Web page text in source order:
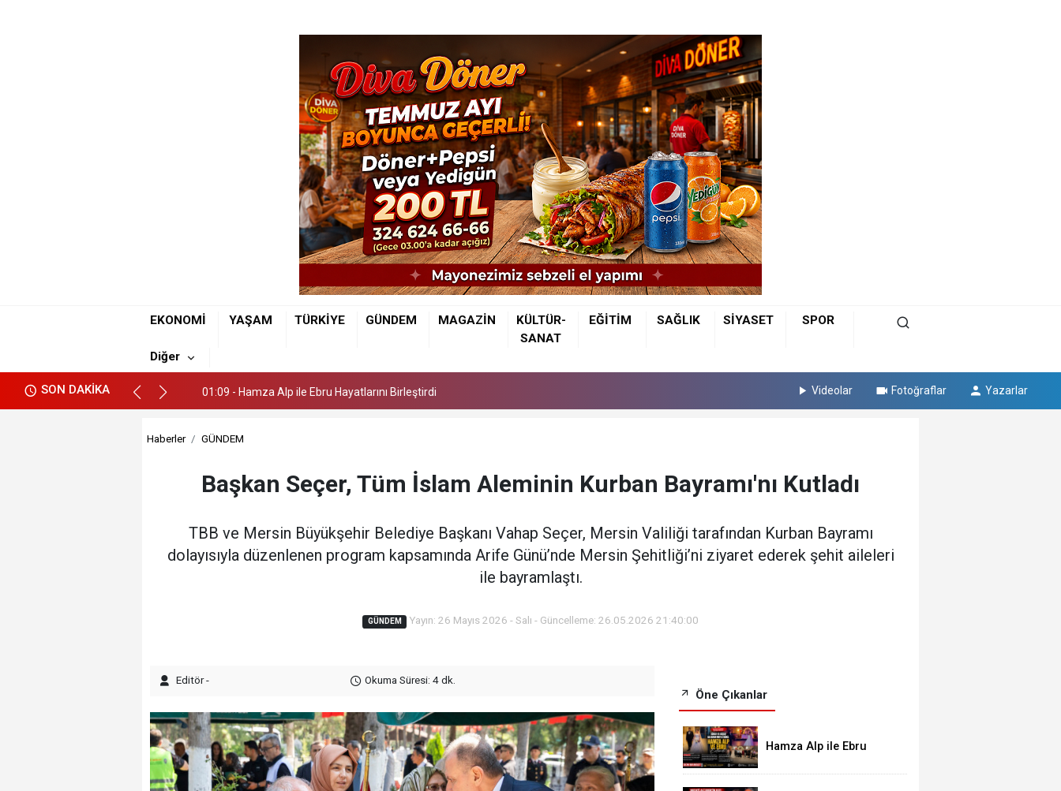
EKONOMİ YAŞAM TÜRKİYE GÜNDEM MAGAZİN
KÜLTÜR-
SANAT
EĞİTİM SAĞLIK SİYASET SPOR
Diğer
SON DAKİKA
00:36 - Necati Ali Eker'in Acı Günü: Kızı Güldem Eker Akcoşkun Hayatını Kaybetti
00:36 - Necati Ali Eker'in Acı Günü: Kızı Güldem Eker Akcoşkun Hayatını Kaybetti Videolar Fotoğraflar Yazarlar
Haberler GÜNDEM
Başkan Seçer, Tüm İslam Aleminin Kurban Bayramı'nı Kutladı
TBB ve Mersin Büyükşehir Belediye Başkanı Vahap Seçer, Mersin Valiliği tarafından Kurban Bayramı
dolayısıyla düzenlenen program kapsamında Arife Günü’nde Mersin Şehitliği’ni ziyaret ederek şehit aileleri
ile bayramlaştı.
GÜNDEM Yayın: 26 Mayıs 2026 - Salı - Güncelleme: 26.05.2026 21:40:00
Editör - Okuma Süresi: 4 dk.
Öne Çıkanlar
Hamza Alp ile Ebru